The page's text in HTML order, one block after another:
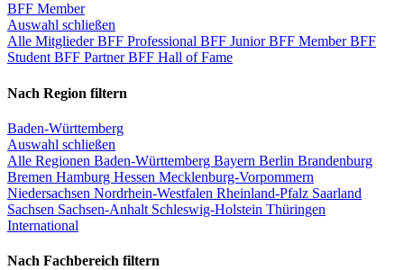
BFF Member
Auswahl schließen
Alle MitgliederBFF Professional BFF JuniorBFF MemberBFF
Student BFF PartnerBFF Hall of Fame
Nach Region filtern
Baden-Württemberg
Auswahl schließen
Alle Regionen Baden-Württemberg Bayern Berlin Brandenburg
Bremen Hamburg Hessen Mecklenburg-Vorpommern
Niedersachsen Nordrhein-Westfalen Rheinland-Pfalz Saarland
Sachsen Sachsen-Anhalt Schleswig-Holstein Thüringen
International
Nach Fachbereich filtern